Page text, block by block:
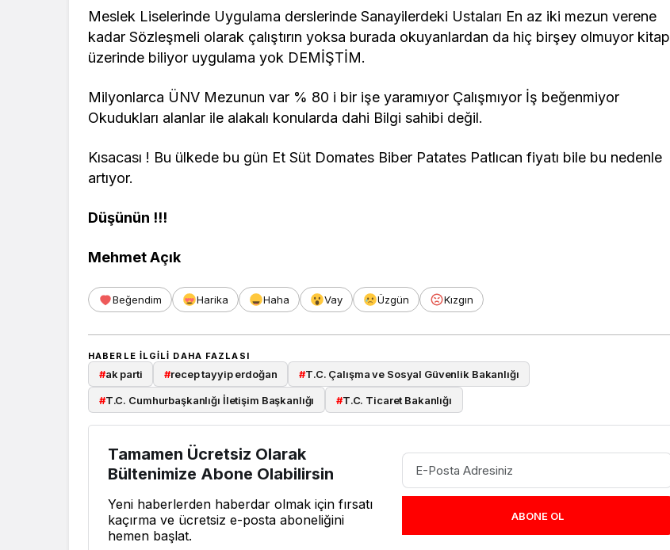
Meslek Liselerinde Uygulama derslerinde Sanayilerdeki Ustaları En az iki mezun verene
kadar Sözleşmeli olarak çalıştırın yoksa burada okuyanlardan da hiç birşey olmuyor kitap
üzerinde biliyor uygulama yok DEMİŞTİM.
Milyonlarca ÜNV Mezunun var % 80 i bir işe yaramıyor Çalışmıyor İş beğenmiyor
Okudukları alanlar ile alakalı konularda dahi Bilgi sahibi değil.
Kısacası ! Bu ülkede bu gün Et Süt Domates Biber Patates Patlıcan fiyatı bile bu nedenle
artıyor.
Düşünün !!!
Mehmet Açık
Beğendim Harika Haha Vay Üzgün Kızgın
HABERLE ILGILI DAHA FAZLASI
#ak parti #recep tayyip erdoğan #T.C. Çalışma ve Sosyal Güvenlik Bakanlığı
#T.C. Cumhurbaşkanlığı İletişim Başkanlığı #T.C. Ticaret Bakanlığı
Tamamen Ücretsiz Olarak
Bültenimize Abone Olabilirsin
Yeni haberlerden haberdar olmak için fırsatı
kaçırma ve ücretsiz e-posta aboneliğini
hemen başlat.
ABONE OL